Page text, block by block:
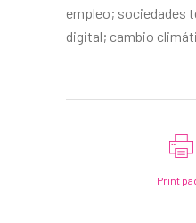
empleo; sociedades
digital; cambio
Print